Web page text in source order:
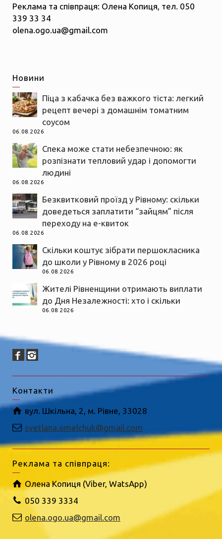
Реклама та співпраця: Олена Копиця, тел. 050
339 33 34
olena.ogo.ua@gmail.com
Новини
Піца з кабачка без важкого тіста: легкий
рецепт вечері з домашнім томатним
соусом
06.08.2026
Спека може стати небезпечною: як
розпізнати тепловий удар і допомогти
людині
06.08.2026
Безквитковий проїзд у Рівному: скільки
доведеться заплатити “зайцям” після
переходу на е-квиток
06.08.2026
Скільки коштує зібрати першокласника
до школи у Рівному в 2026 році
06.08.2026
Жителі Рівненщини отримають виплати
до Дня Незалежності: хто і скільки
06.08.2026
Контакти
вул. Шкільна, 2, м. Рівне, 33028
svetlana.omelchuk@gmail.com
Реклама та співпраця:
Олена Копиця (Viber, WatsApp)
050 339 3334
olena.ogo.ua@gmail.com